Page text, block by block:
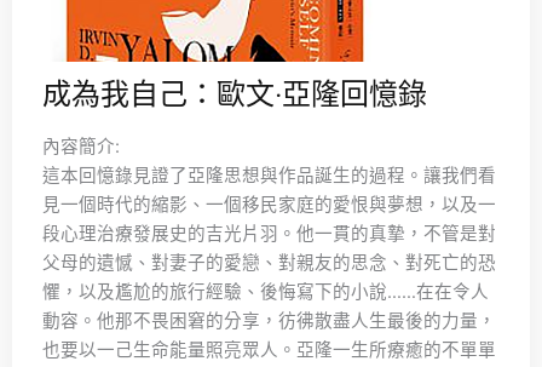
成為我自己：歐文‧亞隆回憶錄
內容簡介:
這本回憶錄見證了亞隆思想與作品誕生的過程。讓我們看
見一個時代的縮影、一個移民家庭的愛恨與夢想，以及一
段心理治療發展史的吉光片羽。他一貫的真摯，不管是對
父母的遺憾、對妻子的愛戀、對親友的思念、對死亡的恐
懼，以及尷尬的旅行經驗、後悔寫下的小說……在在令人
動容。他那不畏困窘的分享，彷彿散盡人生最後的力量，
也要以一己生命能量照亮眾人。亞隆一生所療癒的不單單